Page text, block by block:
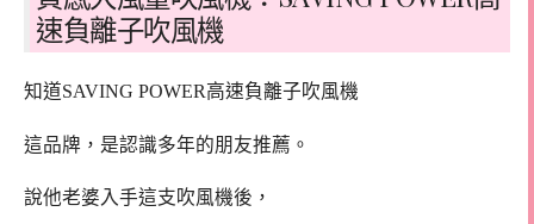
速負離子吹風機
知道SAVING POWER高速負離子吹風機
這品牌，是認識多年的朋友推薦。
說他老婆入手這支吹風機後，